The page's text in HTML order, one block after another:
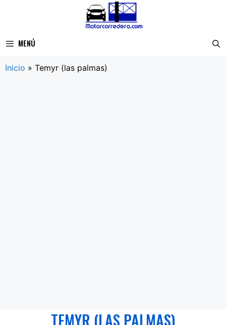
MENÚ
Inicio » Temyr (las palmas)
TEMYR (LAS PALMAS)